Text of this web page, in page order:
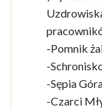
-Pomnik
-
-Sępia
-Czarci